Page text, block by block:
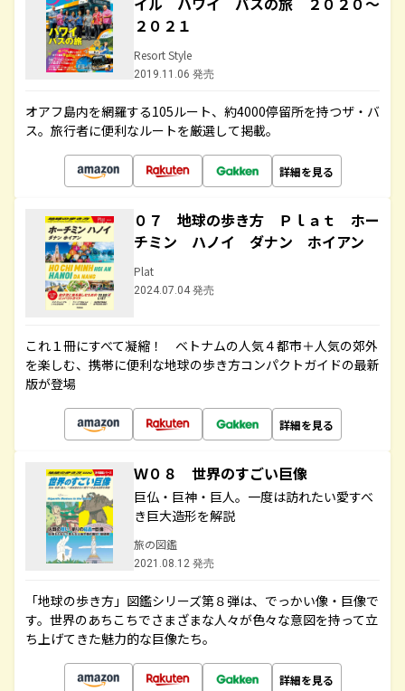
２０２１
Resort Style
2019.11.06 発売
オアフ島内を網羅する105ルート、約4000停留所を持つザ・バ
ス。旅行者に便利なルートを厳選して掲載。
詳細を見る
０７ 地球の歩き方 Ｐｌａｔ ホー
チミン ハノイ ダナン ホイアン
Plat
2024.07.04 発売
これ１冊にすべて凝縮！ ベトナムの人気４都市＋人気の郊外
を楽しむ、携帯に便利な地球の歩き方コンパクトガイドの最新
版が登場
詳細を見る
Ｗ０８ 世界のすごい巨像
巨仏・巨神・巨人。一度は訪れたい愛すべ
き巨大造形を解説
旅の図鑑
2021.08.12 発売
「地球の歩き方」図鑑シリーズ第８弾は、でっかい像・巨像で
す。世界のあちこちでさまざまな人々が色々な意図を持って立
ち上げてきた魅力的な巨像たち。
詳細を見る